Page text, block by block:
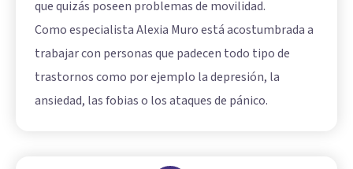
que quizás poseen problemas de movilidad.
Como especialista Alexia Muro está acostumbrada a
trabajar con personas que padecen todo tipo de
trastornos como por ejemplo la depresión, la
ansiedad, las fobias o los ataques de pánico.